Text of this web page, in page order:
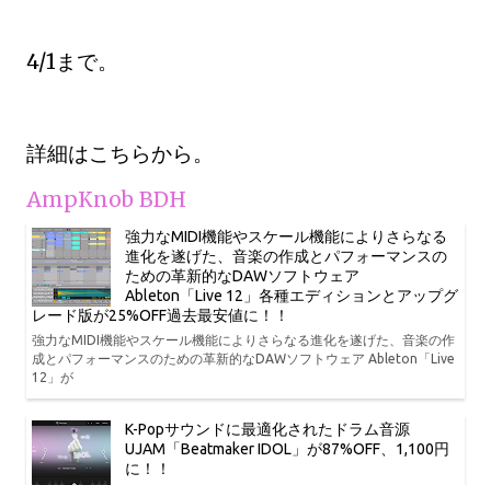
4/1まで。
詳細はこちらから。
AmpKnob BDH
強力なMIDI機能やスケール機能によりさらなる
進化を遂げた、音楽の作成とパフォーマンスの
ための革新的なDAWソフトウェア
Ableton「Live 12」各種エディションとアップグ
レード版が25%OFF過去最安値に！！
強力なMIDI機能やスケール機能によりさらなる進化を遂げた、音楽の作
成とパフォーマンスのための革新的なDAWソフトウェア Ableton「Live
12」が
K-Popサウンドに最適化されたドラム音源
UJAM「Beatmaker IDOL」が87%OFF、1,100円
に！！